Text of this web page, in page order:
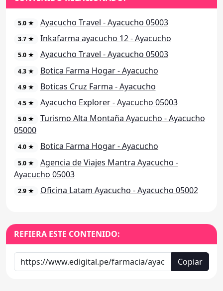
5.0 ★ Ayacucho Travel - Ayacucho 05003
3.7 ★ Inkafarma ayacucho 12 - Ayacucho
5.0 ★ Ayacucho Travel - Ayacucho 05003
4.3 ★ Botica Farma Hogar - Ayacucho
4.9 ★ Boticas Cruz Farma - Ayacucho
4.5 ★ Ayacucho Explorer - Ayacucho 05003
5.0 ★
Turismo Alta Montaña Ayacucho - Ayacucho
05000
4.0 ★ Botica Farma Hogar - Ayacucho
5.0 ★
Agencia de Viajes Mantra Ayacucho -
Ayacucho 05003
2.9 ★ Oficina Latam Ayacucho - Ayacucho 05002
REFIERA ESTE CONTENIDO:
Copiar